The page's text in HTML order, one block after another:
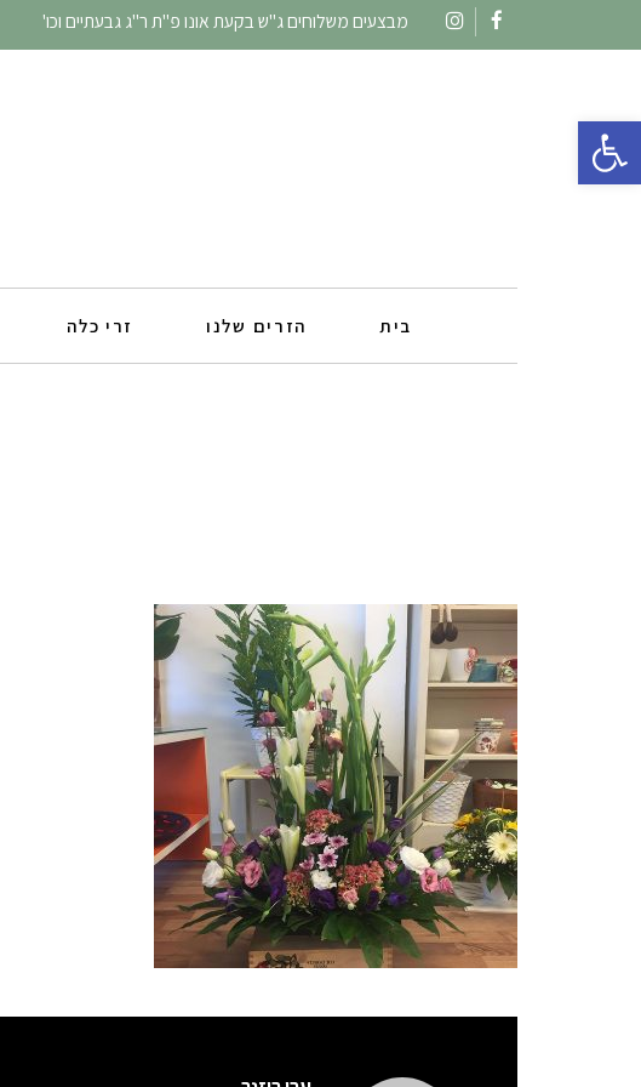
פתח סרגל נגישות
Facebook
Instagram
מבצעים משלוחים ג"ש בקעת אונו פ"ת ר"ג גבעתיים וכו'
בית הזרים שלנו זרי כלה